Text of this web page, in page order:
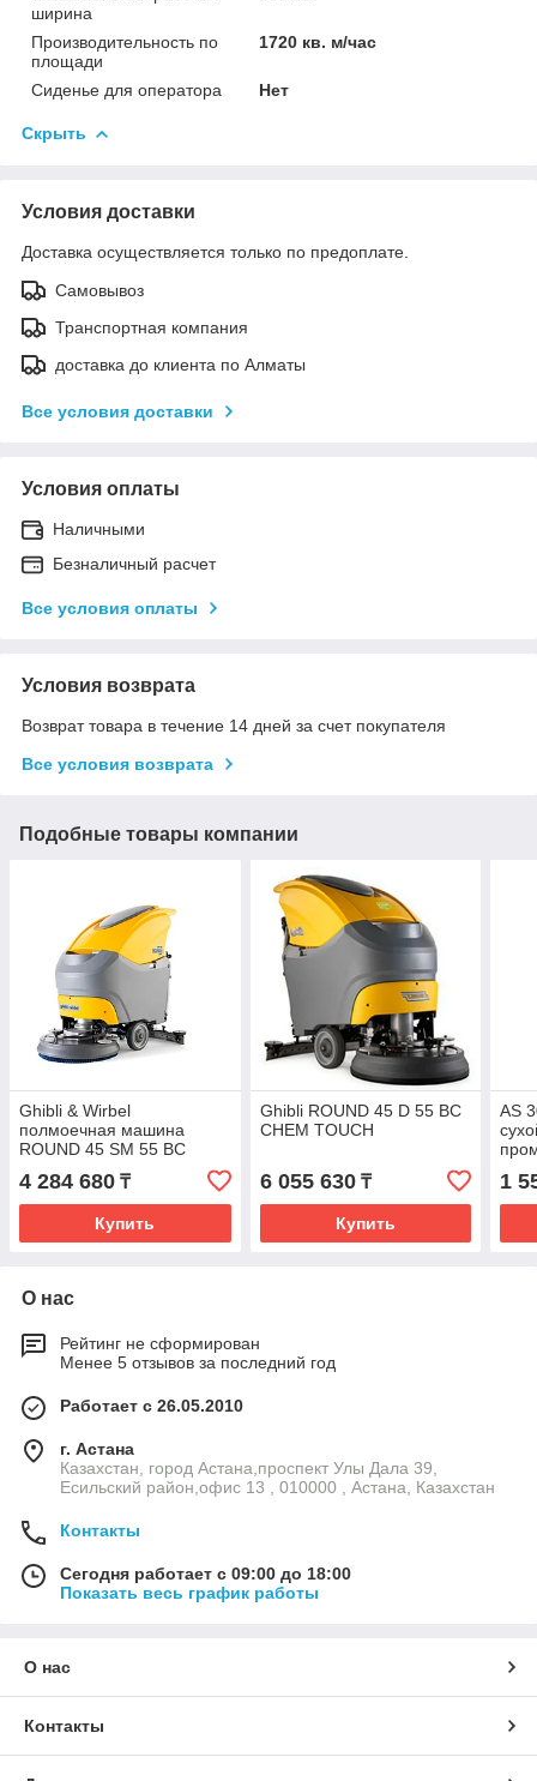
ширина
Производительность по
площади
1720 кв. м/час
Сиденье для оператора Нет
Скрыть
Условия доставки
Доставка осуществляется только по предоплате.
Самовывоз
Транспортная компания
доставка до клиента по Алматы
Все условия доставки
Условия оплаты
Наличными
Безналичный расчет
Все условия оплаты
Условия возврата
Возврат товара в течение 14 дней за счет покупателя
Все условия возврата
Подобные товары компании
Ghibli & Wirbel
полмоечная машина
ROUND 45 SM 55 BC
4 284 680 ₸
Купить
Ghibli ROUND 45 D 55 BC
CHEM TOUCH
6 055 630₸
Купить
AS
1
О нас
Рейтинг не сформирован
Менее 5 отзывов за последний год
Работает с 26.05.2010
г. Астана
Казахстан, город Астана,проспект Улы Дала 39,
Есильский район,офис 13 , 010000 , Астана, Казахстан
Контакты
Сегодня работает с 09:00 до 18:00
Показать весь график работы
О нас
Контакты